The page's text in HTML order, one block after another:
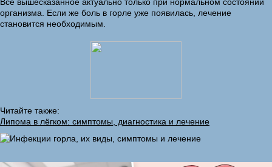
организма. Если же боль в горле уже появилась, лечение
становится необходимым.
Читайте также:
Липома в лёгком: симптомы, диагностика и лечение